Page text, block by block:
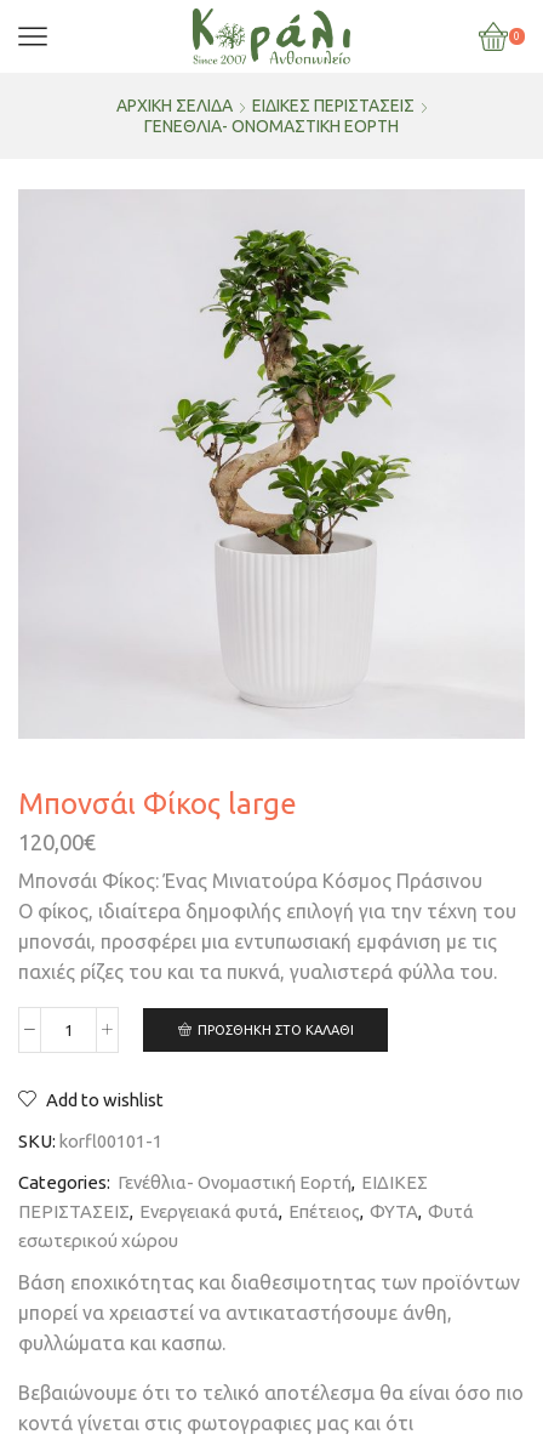
0
ΑΡΧΙΚΉ ΣΕΛΊΔΑ
ΕΙΔΙΚΕΣ ΠΕΡΙΣΤΑΣΕΙΣ
ΓΕΝΈΘΛΙΑ- ΟΝΟΜΑΣΤΙΚΉ ΕΟΡΤΉ
Μπονσάι Φίκος large
120,00€
Μπονσάι Φίκος: Ένας Μινιατούρα Κόσμος Πράσινου
Ο φίκος, ιδιαίτερα δημοφιλής επιλογή για την τέχνη του
μπονσάι, προσφέρει μια εντυπωσιακή εμφάνιση με τις
παχιές ρίζες του και τα πυκνά, γυαλιστερά φύλλα του.
ΠΡΟΣΘΉΚΗ ΣΤΟ ΚΑΛΆΘΙ
Add to wishlist
SKU: korfl00101-1
Categories: Γενέθλια- Ονομαστική Εορτή, ΕΙΔΙΚΕΣ
ΠΕΡΙΣΤΑΣΕΙΣ, Ενεργειακά φυτά, Επέτειος, ΦΥΤΑ, Φυτά
εσωτερικού χώρου
Βάση εποχικότητας και διαθεσιμοτητας των προϊόντων
μπορεί να χρειαστεί να αντικαταστήσουμε άνθη,
φυλλώματα και κασπω.
Βεβαιώνουμε ότι το τελικό αποτέλεσμα θα είναι όσο πιο
κοντά γίνεται στις φωτογραφιες μας και ότι